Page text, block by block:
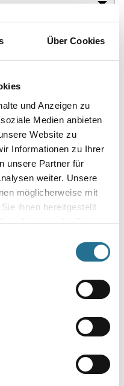
Über Cookies
und Anzeigen zu
Medien anbieten
Website zu
Informationen zu Ihrer
unsere Partner für
weiter. Unsere
möglicherweise mit
ihnen bereitgestellt
Nutzung der Dienste